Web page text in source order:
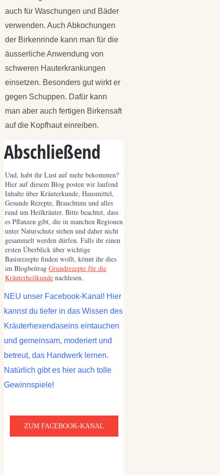
auch für Waschungen und Bäder
verwenden. Auch Abkochungen
der Birkenrinde kann man für die
äusserliche Anwendung von
schweren Hauterkrankungen
einsetzen. Besonders gut wirkt er
gegen Schuppen. Dafür kann
man aber auch fertigen Birkensaft
auf die Kopfhaut einreiben.
Abschließend
Und, habt ihr Lust auf mehr bekommen?
Hier auf diesem Blog posten wir laufend
Inhalte über Kräuterkunde, Hausmittel,
Gesunde Rezepte, Brauchtum und alles
rund um Heilkräuter. Bitte beachtet, dass
es Pflanzen gibt, die in manchen Regionen
unter Naturschutz stehen und daher nicht
gesammelt werden dürfen. Falls ihr einen
ersten Überblick über wichtige
Basisrezepte finden wollt, könnt ihr dies
im Blogbeitrag Grundrezepte für die
Kräuterheilkunde nachlesen.
NEU unser Facebook-Kanal! Hier
kannst du tiefer in das Wissen des
Kräuterhexendaseins eintauchen
und gemeinsam, moderiert und
betreut, das Handwerk lernen.
Natürlich gibt es hier auch tolle
Gewinnspiele!
ZUM FACEBOOK-KANAL